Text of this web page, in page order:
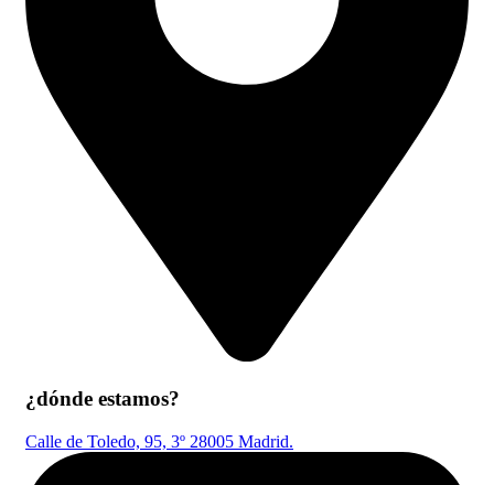
¿dónde estamos?
Calle de Toledo, 95, 3º 28005 Madrid.